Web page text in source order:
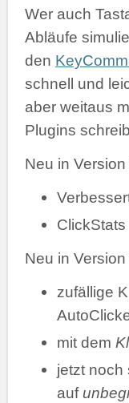
Wer auch
Abläufe
den
schnell und
aber weitaus
Plugins
Neu in
ClickStats
Neu in Version
zufällige
mit dem
jetzt noch
auf